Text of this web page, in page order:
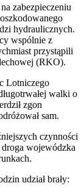
zabezpieczeniu
hydraulicznych.
wspólnie z
przystąpili
(RKO).
Lotniczego
walki o
zgon
sam.
czynności
wojewódzka
udział brały: